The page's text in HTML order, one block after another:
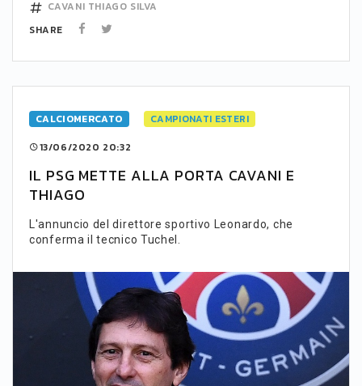
CAVANI THIAGO SILVA
SHARE
CALCIOMERCATO
CAMPIONATI ESTERI
13/06/2020 20:32
IL PSG METTE ALLA PORTA CAVANI E
THIAGO
L'annuncio del direttore sportivo Leonardo, che
conferma il tecnico Tuchel.